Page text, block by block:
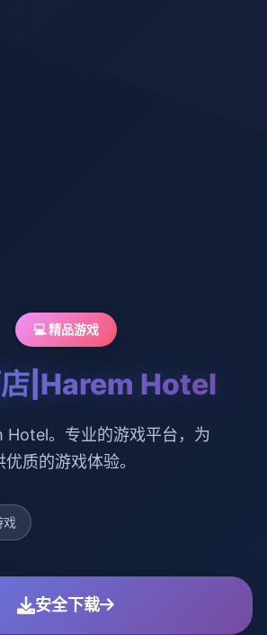
💻 精品游戏
|Harem Hotel
Hotel。专业的游戏平台，为
质的游戏体验。
戏
安全下载